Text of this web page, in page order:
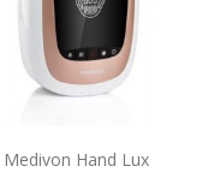
Medivon Hand Lux